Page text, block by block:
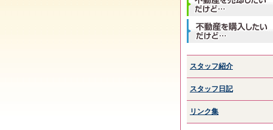
スタッフ紹介
スタッフ日記
リンク集